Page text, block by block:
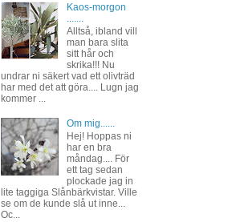
Kaos-morgon
Alltså, ibland vill
man bara slita
sitt hår och
skrika!!! Nu
undrar ni säkert vad ett olivträd
har med det att göra.... Lugn jag
kommer ...
Om mig......
Hej! Hoppas ni
har en bra
måndag.... För
ett tag sedan
plockade jag in
lite taggiga Slånbärkvistar. Ville
se om de kunde slå ut inne...
Oc...